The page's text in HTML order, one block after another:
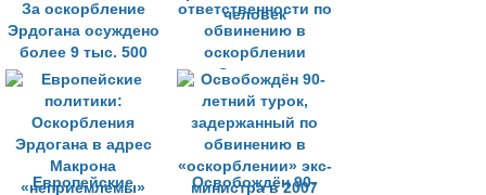
За оскорбление
Эрдогана осуждено
более 9 тыс. 500
человек
ответственности по
обвинению в
оскорблении
Эрдогана
привлечены 63 тыс.
человек
Европейские
Освобождён 90-